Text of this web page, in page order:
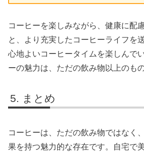
コーヒーを楽しみながら、健康に配
と、より充実したコーヒーライフを
心地よいコーヒータイムを楽しんで
ーの魅力は、ただの飲み物以上のも
まとめ
コーヒーは、ただの飲み物ではなく
果を持つ魅力的な存在です。自宅で